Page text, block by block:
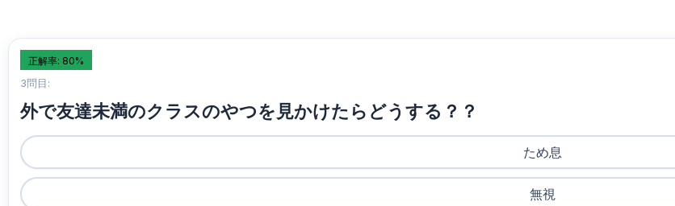
正解率: 80%
3問目:
外で友達未満のクラスのやつを見かけたらどうする？？
ため息
無視